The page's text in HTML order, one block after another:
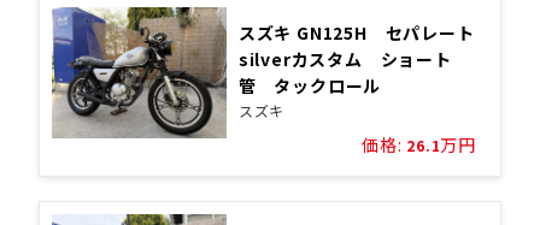
スズキ GN125H セパレート
silverカスタム ショート
管 タックロール
スズキ
価格: 26.1万円